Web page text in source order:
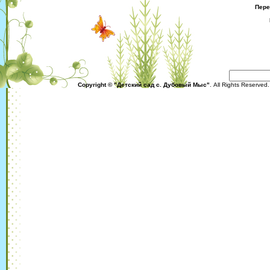
Copyright © "Детский сад с. Дубовый Мыс" . All Rights